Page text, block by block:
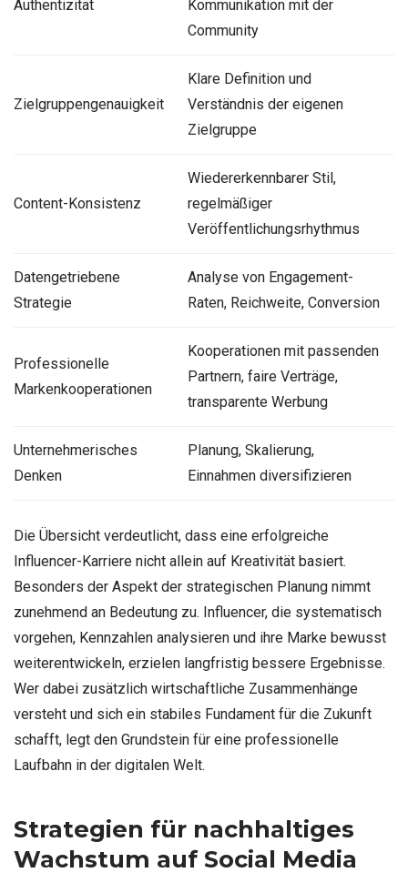
Authentizität
Kommunikation mit der
Community
Zielgruppengenauigkeit
Klare Definition und
Verständnis der eigenen
Zielgruppe
Content-Konsistenz
Wiedererkennbarer Stil,
regelmäßiger
Veröffentlichungsrhythmus
Datengetriebene
Strategie
Analyse von Engagement-
Raten, Reichweite, Conversion
Professionelle
Markenkooperationen
Kooperationen mit passenden
Partnern, faire Verträge,
transparente Werbung
Unternehmerisches
Denken
Planung, Skalierung,
Einnahmen diversifizieren
Die Übersicht verdeutlicht, dass eine erfolgreiche
Influencer-Karriere nicht allein auf Kreativität basiert.
Besonders der Aspekt der strategischen Planung nimmt
zunehmend an Bedeutung zu. Influencer, die systematisch
vorgehen, Kennzahlen analysieren und ihre Marke bewusst
weiterentwickeln, erzielen langfristig bessere Ergebnisse.
Wer dabei zusätzlich wirtschaftliche Zusammenhänge
versteht und sich ein stabiles Fundament für die Zukunft
schafft, legt den Grundstein für eine professionelle
Laufbahn in der digitalen Welt.
Strategien für nachhaltiges
Wachstum auf Social Media